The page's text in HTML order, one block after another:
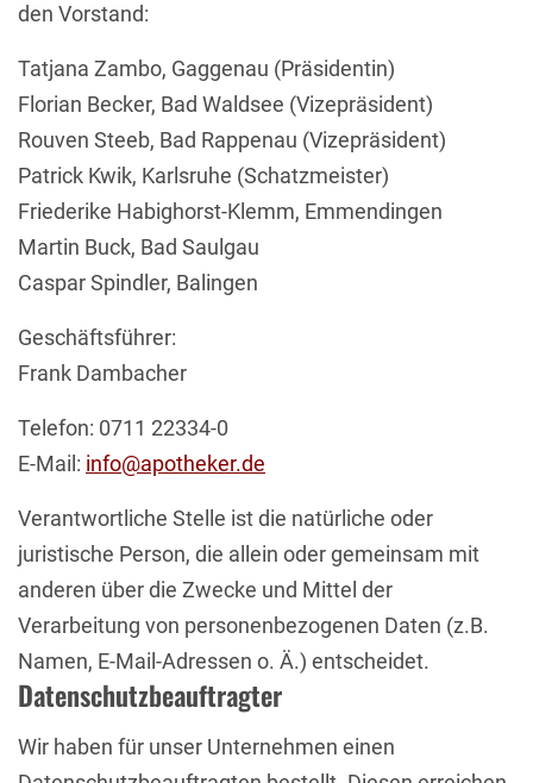
den Vorstand:
Tatjana Zambo, Gaggenau (Präsidentin)
Florian Becker, Bad Waldsee (Vizepräsident)
Rouven Steeb, Bad Rappenau (Vizepräsident)
Patrick Kwik, Karlsruhe (Schatzmeister)
Friederike Habighorst-Klemm, Emmendingen
Martin Buck, Bad Saulgau
Caspar Spindler, Balingen
Geschäftsführer:
Frank Dambacher
Telefon: 0711 22334-0
E-Mail: info@apotheker.de
Verantwortliche Stelle ist die natürliche oder
juristische Person, die allein oder gemeinsam mit
anderen über die Zwecke und Mittel der
Verarbeitung von personenbezogenen Daten (z.B.
Namen, E-Mail-Adressen o. Ä.) entscheidet.
Datenschutzbeauftragter
Wir haben für unser Unternehmen einen